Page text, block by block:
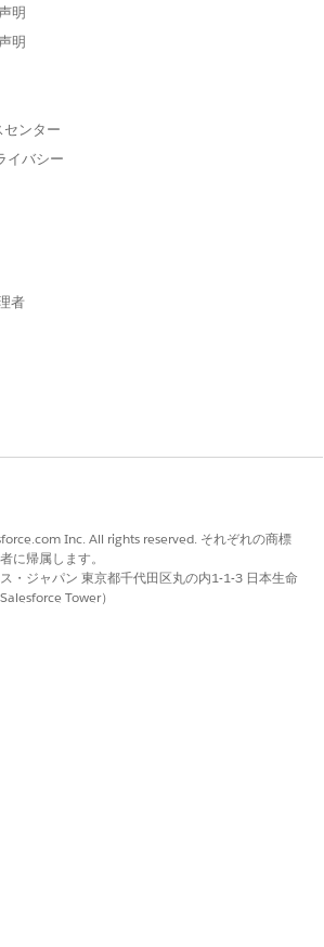
比較することで、どのフィルタが表示さ
きます。
問題を防ぐ
されたら、[設定] に移動し、問題が発生
明
明
ンター
イバシー
者
Inc. All rights reserved. それぞれの商標
に帰属します。
・ジャパン 東京都千代田区丸の内1-1-3 日本生命
Tower）